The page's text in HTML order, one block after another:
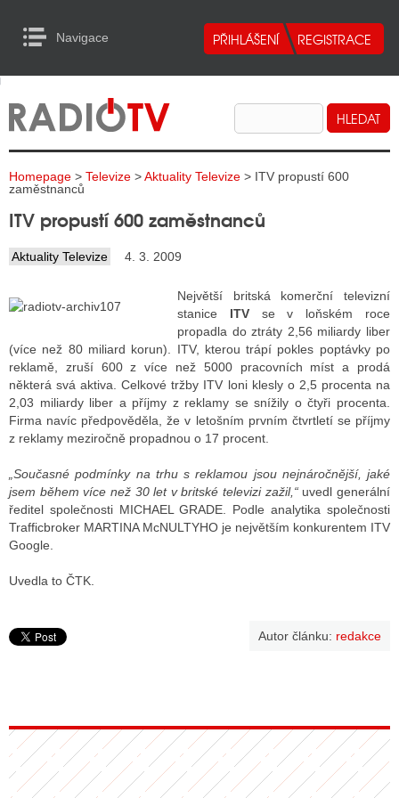
Navigace
RADIA
TELEVIZE
INTERNET
TISK
RÁDIÍ
VYSÍLAČE
VYSÍLAČE
RÁDIA
TISK
to Content
Homepage > Televize >Aktuality Televize > ITV propustí 600
zaměstnanců
ITV propustí 600 zaměstnanců
Aktuality Televize 4. 3. 2009
Největší britská komerční televizní
stanice ITVse v loňském roce
propadla do ztráty 2,56 miliardy liber
(více než 80 miliard korun). ITV, kterou trápí pokles poptávky po
reklamě, zruší 600 z více než 5000 pracovních míst a prodá
některá svá aktiva. Celkové tržby ITV loni klesly o 2,5 procenta na
2,03 miliardy liber a příjmy z reklamy se snížily o čtyři procenta.
Firma navíc předpověděla, že v letošním prvním čtvrtletí se příjmy
z reklamy meziročně propadnou o 17 procent.
„Současné podmínky na trhu s reklamou jsou nejnáročnější, jaké
jsem během více než 30 let v britské televizi zažil,“uvedl generální
ředitel společnosti MICHAEL GRADE. Podle analytika společnosti
Trafficbroker MARTINA McNULTYHO je největším konkurentem ITV
Google.
Uvedla to ČTK.
Autor článku: redakce